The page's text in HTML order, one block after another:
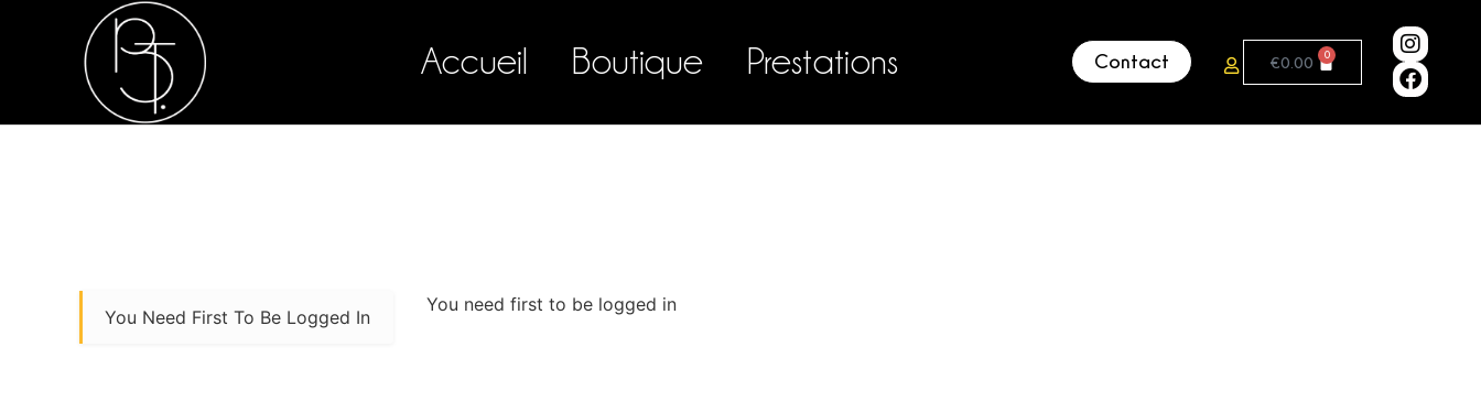
Accueil Boutique Prestations Contact €0.00 0
You Need First To Be Logged In
You need first to be logged in